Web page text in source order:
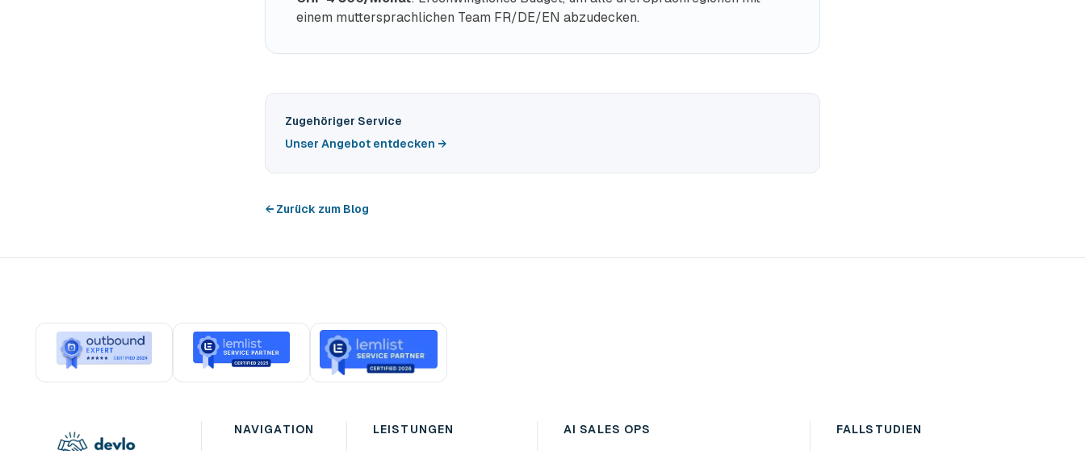
einem muttersprachlichen Team FR/DE/EN abzudecken.
Zugehöriger Service
Unser Angebot entdecken →
← Zurück zum Blog
NAVIGATION LEISTUNGEN AI SALES OPS FALLSTUDIEN